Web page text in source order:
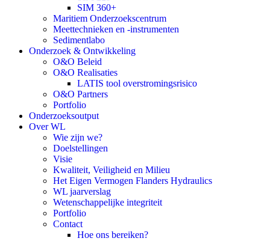
SIM 360+
Maritiem Onderzoekscentrum
Meettechnieken en -instrumenten
Sedimentlabo
Onderzoek & Ontwikkeling
O&O Beleid
O&O Realisaties
LATIS tool overstromingsrisico
O&O Partners
Portfolio
Onderzoeksoutput
Over WL
Wie zijn we?
Doelstellingen
Visie
Kwaliteit, Veiligheid en Milieu
Het Eigen Vermogen Flanders Hydraulics
WL jaarverslag
Wetenschappelijke integriteit
Portfolio
Contact
Hoe ons bereiken?